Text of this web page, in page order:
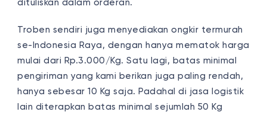
dituliskan dalam orderan.
Troben sendiri juga menyediakan ongkir termurah
se-Indonesia Raya, dengan hanya mematok harga
mulai dari Rp.3.000/Kg. Satu lagi, batas minimal
pengiriman yang kami berikan juga paling rendah,
hanya sebesar 10 Kg saja. Padahal di jasa logistik
lain diterapkan batas minimal sejumlah 50 Kg